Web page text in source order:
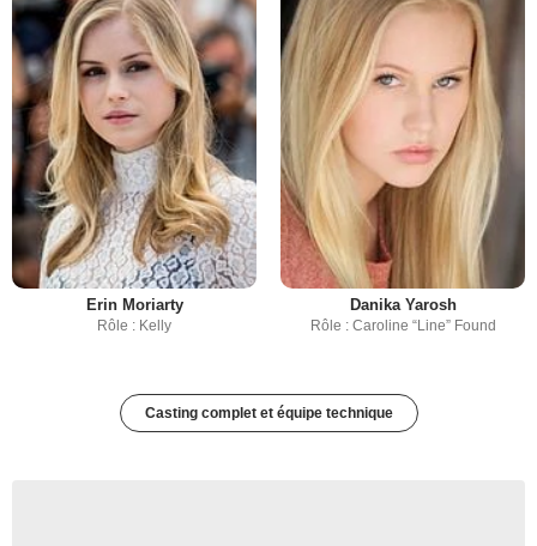
Erin Moriarty
Rôle : Kelly
Danika Yarosh
Rôle : Caroline “Line” Found
Casting complet et équipe technique